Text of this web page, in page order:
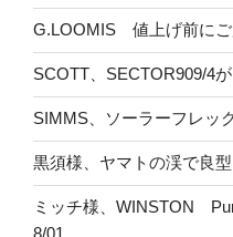
G.LOOMIS 値上げ前にご
SCOTT、SECTOR909/4
SIMMS、ソーラーフレッ
黒須様、ヤマトの渓で良
ミッチ様、WINSTON